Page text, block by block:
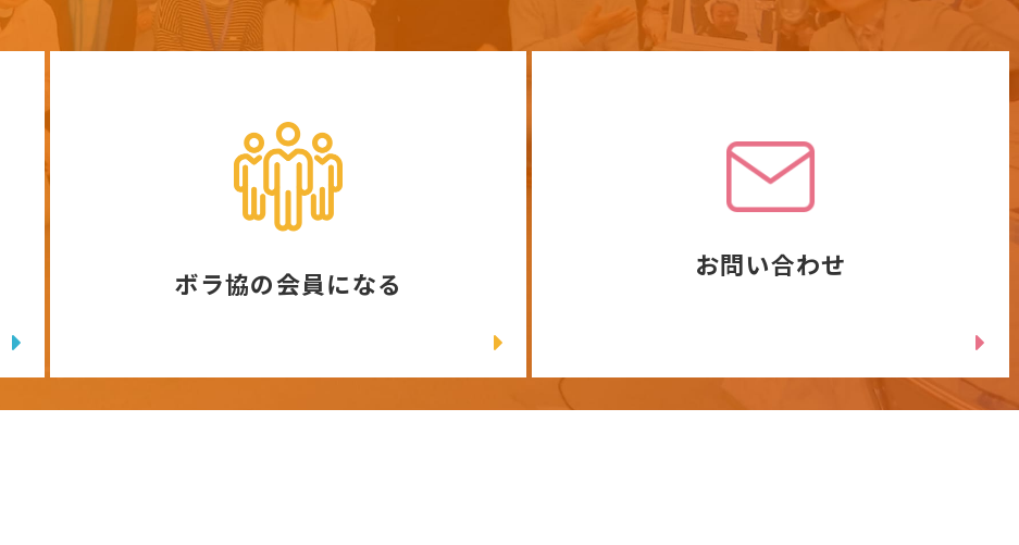
ボラ協の会員になる
お問い合わせ